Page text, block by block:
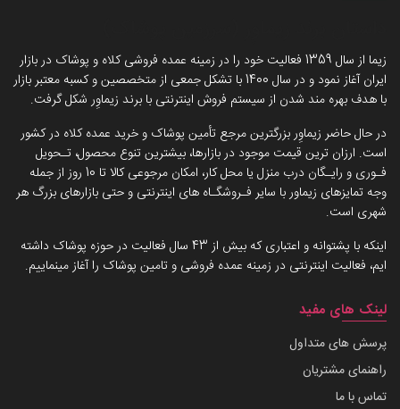
زیما از سال 1359 فعالیت خود را در زمینه عمده فروشی کلاه و پوشاک در بازار
ایران آغاز نمود و در سال 1400 با تشکل جمعی از متخصصین و کسبه معتبر بازار
با هدف بهره مند شدن از سیستم فروش اینترنتی با برند زیماوِر شکل گرفت.
در حال حاضر زیماوِر بزرگترین مرجع تأمین پوشاک و خرید عمده کلاه در کشور
است. ارزان ترین قیمت موجود در بازارها، بیشترین تنوع محصول، تـحویل
فـوری و رایـگان درب منزل یا محل کار، امکان مرجوعی کالا تا 10 روز از جمله
وجه تمایزهای زیماور با سایر فـروشگـاه های اینترنتی و حتی بازارهای بزرگ هر
شهری است.
اینکه با پشتوانه و اعتباری که بیش از 43 سال فعالیت در حوزه پوشاک داشته
ایم، فعالیت اینترنتی در زمینه عمده فروشی و تامین پوشاک را آغاز مینماییم.
لینک های مفید
پرسش های متداول
راهنمای مشتریان
تماس با ما